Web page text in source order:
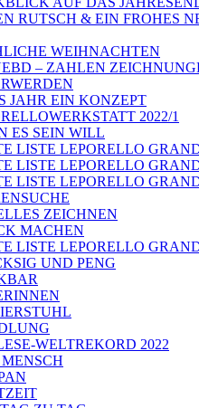
RUTSCH & EIN FROHES
WEIHNACHTEN
– ZAHLEN
JAHR EIN KONZEPT
2022/1
ES SEIN WILL
LISTE LEPORELLO
LISTE LEPORELLO
LISTE LEPORELLO
ZEICHNEN
MACHEN
LISTE LEPORELLO
UND PENG
WELTREKORD 2022